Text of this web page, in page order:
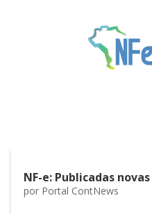
NF-e: Publicadas
por Portal ContNews